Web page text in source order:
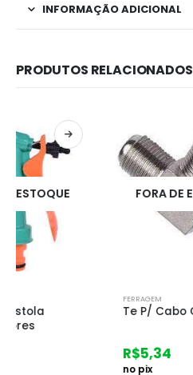
INFORMAÇÃO ADICIONAL
PRODUTOS RELACIONADOS
FORA DE ESTOQUE
Te P/ Cabo Coaxial